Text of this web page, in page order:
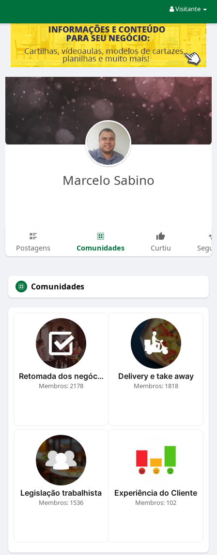
Visitante
Marcelo Sabino
Postagens Comunidades Curtiu
Comunidades
Retomada dos negócios
Membros: 2178
Delivery e take away
Membros: 1818
Legislação trabalhista
Membros: 1536
Experiência do Cliente
Membros: 102